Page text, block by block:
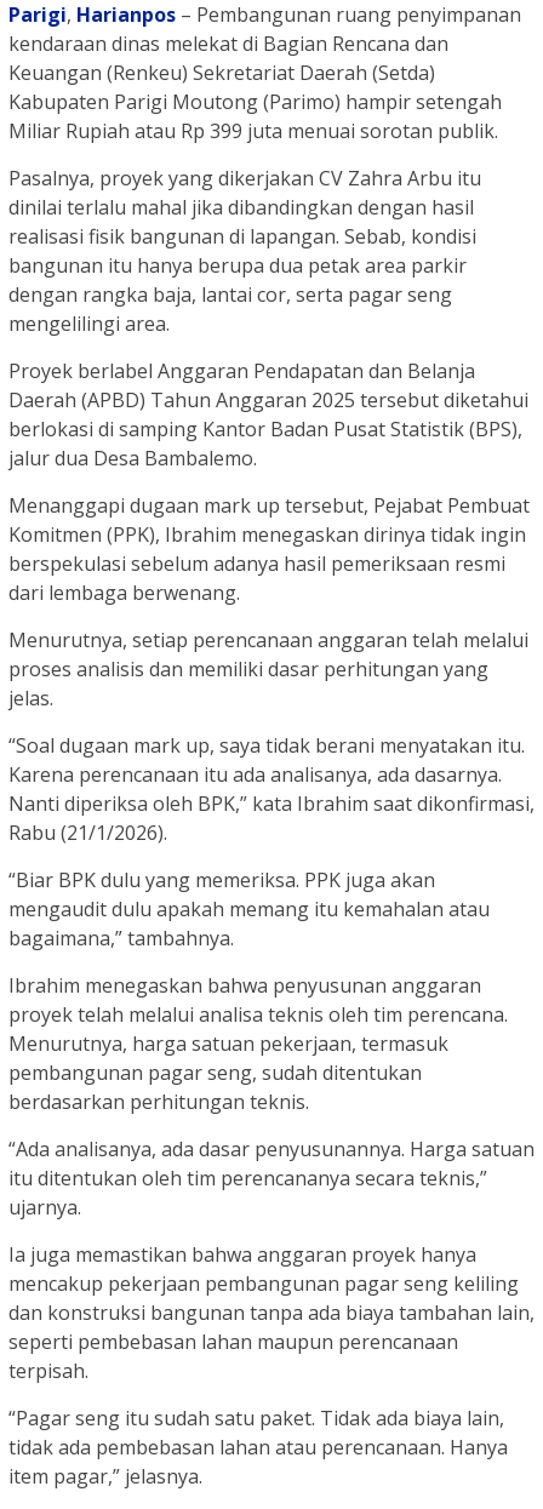
Parigi, Harianpos – Pembangunan ruang penyimpanan
kendaraan dinas melekat di Bagian Rencana dan
Keuangan (Renkeu) Sekretariat Daerah (Setda)
Kabupaten Parigi Moutong (Parimo) hampir setengah
Miliar Rupiah atau Rp 399 juta menuai sorotan publik.
Pasalnya, proyek yang dikerjakan CV Zahra Arbu itu
dinilai terlalu mahal jika dibandingkan dengan hasil
realisasi fisik bangunan di lapangan. Sebab, kondisi
bangunan itu hanya berupa dua petak area parkir
dengan rangka baja, lantai cor, serta pagar seng
mengelilingi area.
Proyek berlabel Anggaran Pendapatan dan Belanja
Daerah (APBD) Tahun Anggaran 2025 tersebut diketahui
berlokasi di samping Kantor Badan Pusat Statistik (BPS),
jalur dua Desa Bambalemo.
Menanggapi dugaan mark up tersebut, Pejabat Pembuat
Komitmen (PPK), Ibrahim menegaskan dirinya tidak ingin
berspekulasi sebelum adanya hasil pemeriksaan resmi
dari lembaga berwenang.
Menurutnya, setiap perencanaan anggaran telah melalui
proses analisis dan memiliki dasar perhitungan yang
jelas.
“Soal dugaan mark up, saya tidak berani menyatakan itu.
Karena perencanaan itu ada analisanya, ada dasarnya.
Nanti diperiksa oleh BPK,” kata Ibrahim saat dikonfirmasi,
Rabu (21/1/2026).
“Biar BPK dulu yang memeriksa. PPK juga akan
mengaudit dulu apakah memang itu kemahalan atau
bagaimana,” tambahnya.
Ibrahim menegaskan bahwa penyusunan anggaran
proyek telah melalui analisa teknis oleh tim perencana.
Menurutnya, harga satuan pekerjaan, termasuk
pembangunan pagar seng, sudah ditentukan
berdasarkan perhitungan teknis.
“Ada analisanya, ada dasar penyusunannya. Harga satuan
itu ditentukan oleh tim perencananya secara teknis,”
ujarnya.
Ia juga memastikan bahwa anggaran proyek hanya
mencakup pekerjaan pembangunan pagar seng keliling
dan konstruksi bangunan tanpa ada biaya tambahan lain,
seperti pembebasan lahan maupun perencanaan
terpisah.
“Pagar seng itu sudah satu paket. Tidak ada biaya lain,
tidak ada pembebasan lahan atau perencanaan. Hanya
item pagar,” jelasnya.